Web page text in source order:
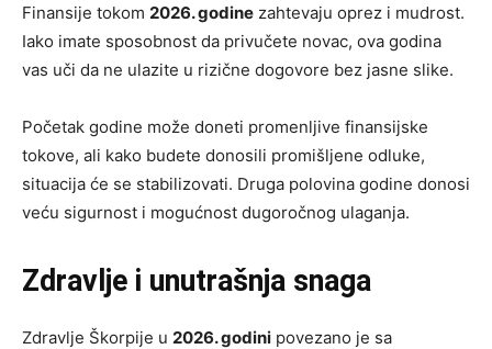
Finansije tokom 2026. godine zahtevaju oprez i mudrost.
Iako imate sposobnost da privučete novac, ova godina
vas uči da ne ulazite u rizične dogovore bez jasne slike.
Početak godine može doneti promenljive finansijske
tokove, ali kako budete donosili promišljene odluke,
situacija će se stabilizovati. Druga polovina godine donosi
veću sigurnost i mogućnost dugoročnog ulaganja.
Zdravlje i unutrašnja snaga
Zdravlje Škorpije u 2026. godini povezano je sa